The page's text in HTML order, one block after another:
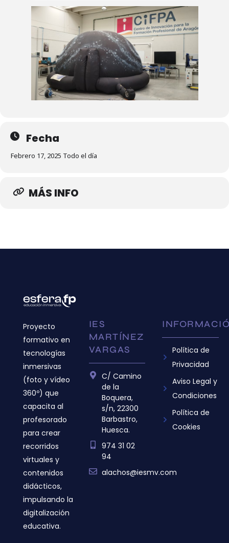
Fecha
Febrero 17, 2025 Todo el día
MÁS INFO
Proyecto
formativo en
tecnologías
inmersivas
(foto y vídeo
360º) que
capacita al
profesorado
para crear
recorridos
virtuales y
contenidos
didácticos,
impulsando la
digitalización
educativa.
IES
MARTÍNEZ
VARGAS
C/ Camino
de la
Boquera,
s/n, 22300
Barbastro,
Huesca.
974 31 02
94
alachos@iesmv.com
Política de
Privacidad
Aviso Legal y
Condiciones
Política de
Cookies